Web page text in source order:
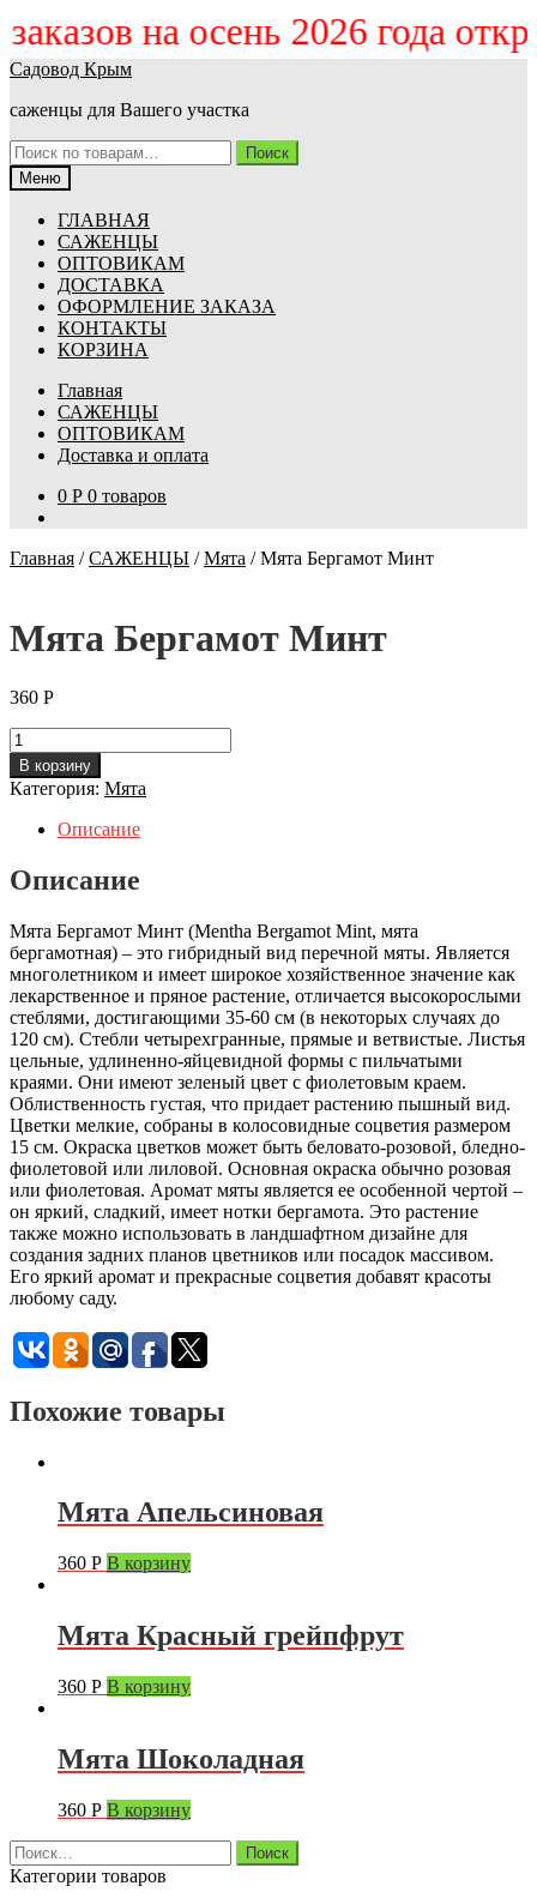
заказов на осень 2026 года
Перейти
навигации
Перейти
содержимому
Садовод Крым
саженцы для Вашего участка
Искать:
Поиск
Меню
ГЛАВНАЯ
САЖЕНЦЫ
ОПТОВИКАМ
ДОСТАВКА
ОФОРМЛЕНИЕ ЗАКАЗА
КОНТАКТЫ
КОРЗИНА
Главная
САЖЕНЦЫ
ОПТОВИКАМ
Доставка и оплата
0 Р 0 товаров
Главная /САЖЕНЦЫ /Мята /Мята Бергамот Минт
Мята Бергамот Минт
360 Р
Количество
Мята
Бергамот
Минт
В корзину
Категория: Мята
Описание
Описание
Мята Бергамот Минт (Mentha Bergamot Mint, мята
бергамотная) – это гибридный вид перечной мяты. Является
многолетником и имеет широкое хозяйственное значение как
лекарственное и пряное растение, отличается высокорослыми
стеблями, достигающими 35-60 см (в некоторых случаях до
120 см). Стебли четырехгранные, прямые и ветвистые. Листья
цельные, удлиненно-яйцевидной формы с пильчатыми
краями. Они имеют зеленый цвет с фиолетовым краем.
Облиственность густая, что придает растению пышный вид.
Цветки мелкие, собраны в колосовидные соцветия размером
15 см. Окраска цветков может быть беловато-розовой, бледно-
фиолетовой или лиловой. Основная окраска обычно розовая
или фиолетовая. Аромат мяты является ее особенной чертой –
он яркий, сладкий, имеет нотки бергамота. Это растение
также можно использовать в ландшафтном дизайне для
создания задних планов цветников или посадок массивом.
Его яркий аромат и прекрасные соцветия добавят красоты
любому саду.
Похожие товары
Мята Апельсиновая
360 Р В корзину
Мята Красный грейпфрут
360 Р В корзину
Мята Шоколадная
360 Р В корзину
Найти:
Категории товаров